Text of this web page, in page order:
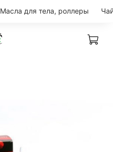
Масла для тела, роллеры